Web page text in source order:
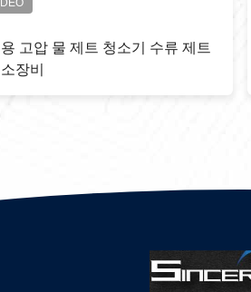
압력 워
산업 디자인 고압 워